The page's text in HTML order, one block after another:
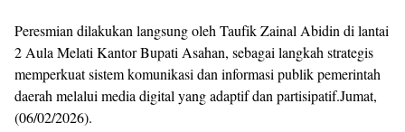
Peresmian dilakukan langsung oleh Taufik Zainal Abidin di lantai
2 Aula Melati Kantor Bupati Asahan, sebagai langkah strategis
memperkuat sistem komunikasi dan informasi publik pemerintah
daerah melalui media digital yang adaptif dan partisipatif.Jumat,
(06/02/2026).